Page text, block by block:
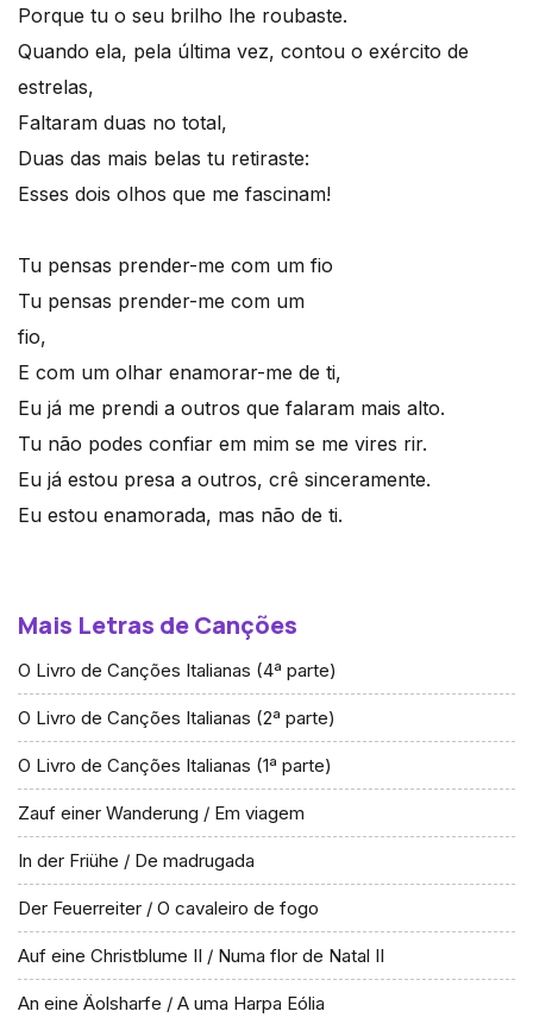
Porque tu o seu brilho lhe roubaste.
Quando ela, pela última vez, contou o exército de
estrelas,
Faltaram duas no total,
Duas das mais belas tu retiraste:
Esses dois olhos que me fascinam!
Tu pensas prender-me com um fio
Tu pensas prender-me com um
fio,
E com um olhar enamorar-me de ti,
Eu já me prendi a outros que falaram mais alto.
Tu não podes confiar em mim se me vires rir.
Eu já estou presa a outros, crê sinceramente.
Eu estou enamorada, mas não de ti.
Mais Letras de Canções
O Livro de Canções Italianas (4ª parte)
O Livro de Canções Italianas (2ª parte)
O Livro de Canções Italianas (1ª parte)
Zauf einer Wanderung / Em viagem
In der Friühe / De madrugada
Der Feuerreiter / O cavaleiro de fogo
Auf eine Christblume II / Numa flor de Natal II
An eine Äolsharfe / A uma Harpa Eólia